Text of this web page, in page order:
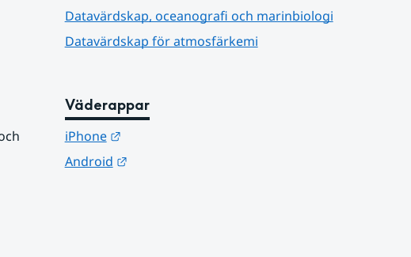
Datavärdskap, oceanografi och marinbiologi
Datavärdskap för atmosfärkemi
Väderappar
iPhone
Länk till annan webbplats.
Android
Länk till annan webbplats.